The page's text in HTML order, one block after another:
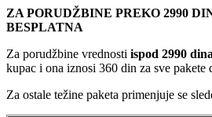
ZA PORUDŽBINE PREKO 2990
BESPLATNA
Za porudžbine vrednosti ispod 2990
kupac i ona iznosi 360 din za sve pakete
Za ostale težine paketa primenjuje se